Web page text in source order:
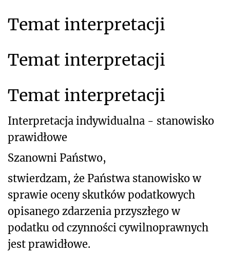
Temat interpretacji
Temat interpretacji
Temat interpretacji
Interpretacja indywidualna - stanowisko
prawidłowe
Szanowni Państwo,
stwierdzam, że Państwa stanowisko w
sprawie oceny skutków podatkowych
opisanego zdarzenia przyszłego w
podatku od czynności cywilnoprawnych
jest prawidłowe.